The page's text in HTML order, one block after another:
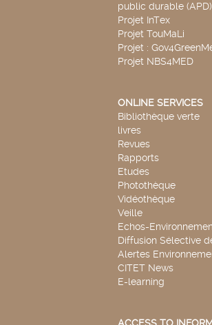
public durable
Projet InTex
Projet TouMaLi
Projet :
Projet NBS4MED
ONLINE SERVICES
Bibliothèque verte
livres
Revues
Rapports
Etudes
Photothèque
Vidéothèque
Veille
Echos-
Diffusion Sélective
Alertes
CITET News
E-learning